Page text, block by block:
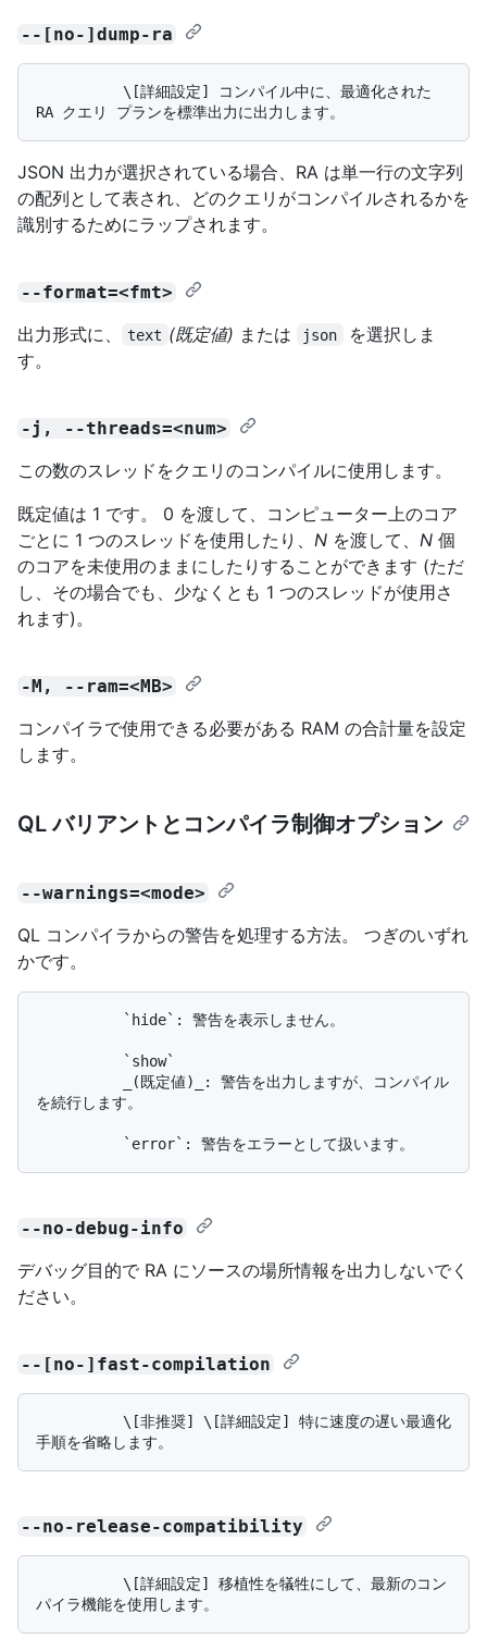
--[no-]dump-ra
JSON 出力が選択されている場合、RA は単一行の文字列
の配列として表され、どのクエリがコンパイルされるかを
識別するためにラップされます。
--format=<fmt>
出力形式に、 text (既定値) または json
を選択しま
す。
-j, --threads=<num>
この数のスレッドをクエリのコンパイルに使用します。
既定値は 1 です。 0 を渡して、コンピューター上のコア
ごとに 1 つのスレッドを使用したり、 N を渡して、 N 個
のコアを未使用のままにしたりすることができます (ただ
し、その場合でも、少なくとも 1 つのスレッドが使用さ
れます)。
-M, --ram=<MB>
コンパイラで使用できる必要がある RAM の合計量を設定
します。
QL バリアントとコンパイラ制御オプション
--warnings=<mode>
QL コンパイラからの警告を処理する方法。 つぎのいずれ
かです。
を続行します。
--no-debug-info
デバッグ目的で RA にソースの場所情報を出力しないでく
ださい。
--[no-]fast-compilation
--no-release-compatibility